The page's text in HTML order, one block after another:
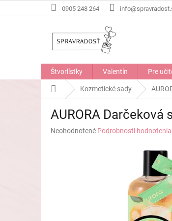
na
0905 248 264
Štvorlístky Valentín Pre
DomovKozmetické sady
AURORA Darčeková
Priemerné
Neohodnotené Podrobnosti hodnotenia